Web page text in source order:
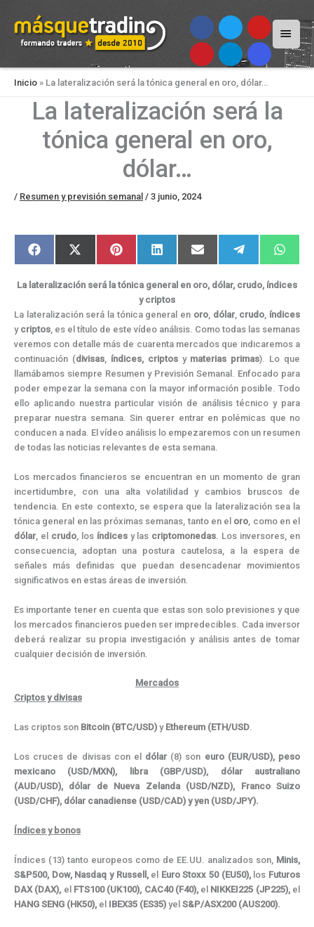
Menú
Inicio » La lateralización será la tónica general en oro, dólar…
La lateralización será la
tónica general en oro,
dólar…
/ Resumen y previsión semanal / 3 junio, 2024
Compartir
en
F
a
e
b
k
Compartir
en
X
(
w
i
e
r
)
Compartir
en
P
i
t
e
e
s
t
Compartir
en
L
i
k
e
d
n
Compartir
en
E
m
i
l
Compartir
en
e
e
g
m
en
W
h
t
s
p
La lateralización será la tónica general en oro, dólar, crudo, índices
y criptos
La lateralización será la tónica general en oro, dólar, crudo, índices
y criptos, es el título de este vídeo análisis. Como todas las semanas
veremos con detalle más de cuarenta mercados que indicaremos a
continuación (divisas, índices, criptosy materias primas). Lo que
llamábamos siempre Resumen y Previsión Semanal. Enfocado para
poder empezar la semana con la mayor información posible. Todo
ello aplicando nuestra particular visión de análisis técnico y para
preparar nuestra semana. Sin querer entrar en polémicas que no
conducen a nada. El vídeo análisis lo empezaremos con un resumen
de todas las noticias relevantes de esta semana.
Los mercados financieros se encuentran en un momento de gran
incertidumbre, con una alta volatilidad y cambios bruscos de
tendencia. En este contexto, se espera que la lateralización sea la
tónica general en las próximas semanas, tanto en el oro , como en el
dólar, el crudo, los índices y las criptomonedas . Los inversores, en
consecuencia, adoptan una postura cautelosa, a la espera de
señales más definidas que puedan desencadenar movimientos
significativos en estas áreas de inversión.
Es importante tener en cuenta que estas son solo previsiones y que
los mercados financieros pueden ser impredecibles. Cada inversor
deberá realizar su propia investigación y análisis antes de tomar
cualquier decisión de inversión.
Mercados
Criptos y divisas
Las criptos son Bitcoin (BTC/USD) y Ethereum (ETH/USD.
Los cruces de divisas con el dólar(8) son euro (EUR/USD), peso
mexicano (USD/MXN),
libra (GBP/USD), dólar australiano
(AUD/USD), dólar de Nueva Zelanda (USD/NZD), Franco Suizo
(USD/CHF), dólar canadiense (USD/CAD) y yen (USD/JPY).
Índices y bonos
Índices (13) tanto europeos como de EE.UU. analizados son, Minis,
S&P500, Dow, Nasdaq y Russell,el Euro Stoxx 50 (EU50),los Futuros
DAX (DAX), el FTS100 (UK100), CAC40 (F40),el NIKKEI225 (JP225),el
HANG SENG (HK50), el IBEX35 (ES35) yel S&P/ASX200 (AUS200).